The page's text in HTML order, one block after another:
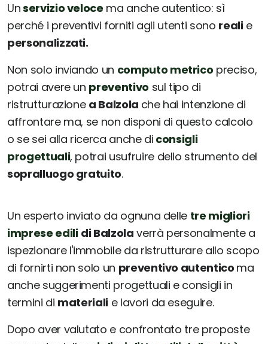
Unservizio veloce ma anche autentico: sì
perché i preventivi forniti agli utenti sono realie
personalizzati.
Non solo inviando un computo metrico preciso,
potrai avere un preventivo sul tipo di
ristrutturazione a Balzola che hai intenzione di
affrontare ma, se non disponi di questo calcolo
o se sei alla ricerca anche di consigli
progettuali, potrai usufruire dello strumento del
sopralluogo gratuito.
Un esperto inviato da ognuna delle tre migliori
imprese edili di Balzola verrà personalmente a
ispezionare l'immobile da ristrutturare allo scopo
di fornirti non solo un preventivo autentico ma
anche suggerimenti progettuali e consigli in
termini di materiali e lavori da eseguire.
Dopo aver valutato e confrontato tre proposte